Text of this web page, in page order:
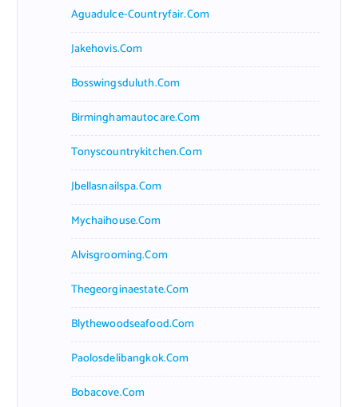
Aguadulce-Countryfair.com
Jakehovis.com
Bosswingsduluth.com
Birminghamautocare.com
Tonyscountrykitchen.com
Jbellasnailspa.com
Mychaihouse.com
Alvisgrooming.com
Thegeorginaestate.com
Blythewoodseafood.com
Paolosdelibangkok.com
Bobacove.com